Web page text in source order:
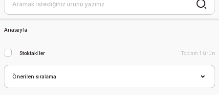
Anasayfa
Stoktakiler Toplam 1 ürün